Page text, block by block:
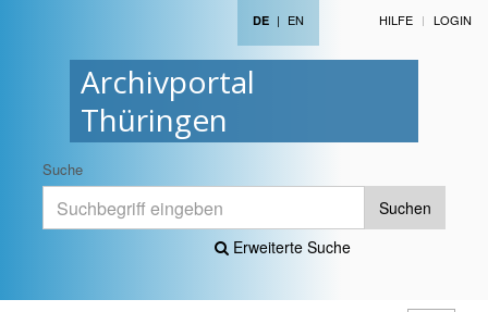
Archivportal
Thüringen
DE | EN HILFE LOGIN
Suche
Suchen
Erweiterte Suche